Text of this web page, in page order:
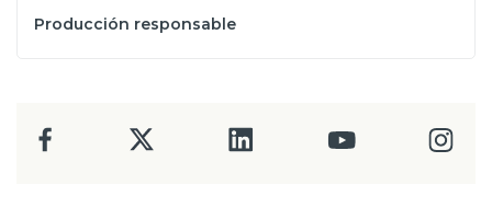
Producción responsable